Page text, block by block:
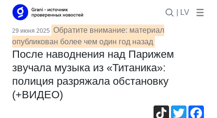
| LV
29 июня 2025 Обратите внимание: материал
опубликован более чем один год назад
После наводнения над Парижем
звучала музыка из «Титаника»:
полиция разряжала обстановку
(+ВИДЕО)
TikTokTwitter